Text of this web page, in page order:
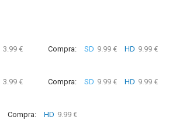
3.99 € Compra: SD 9.99 € HD 9.99 €
3.99 € Compra: SD 9.99 € HD 9.99 €
Compra: HD 9.99 €